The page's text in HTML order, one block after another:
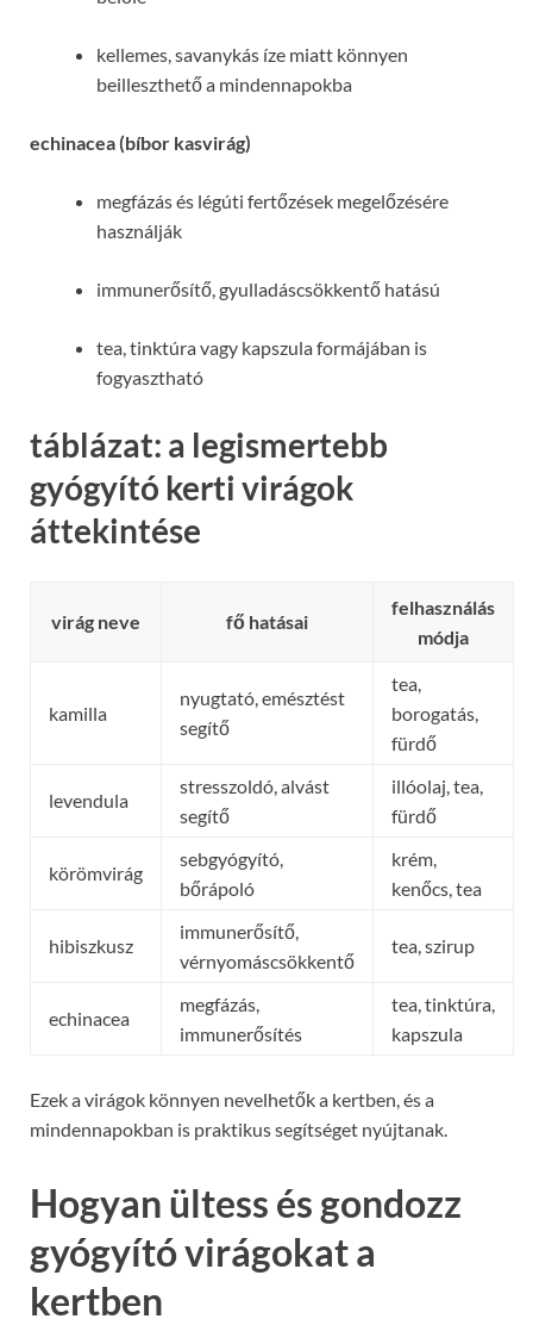
kellemes, savanykás íze miatt könnyen
beilleszthető a mindennapokba
echinacea (bíbor kasvirág)
megfázás és légúti fertőzések megelőzésére
használják
immunerősítő, gyulladáscsökkentő hatású
tea, tinktúra vagy kapszula formájában is
fogyasztható
táblázat: a legismertebb
gyógyító kerti virágok
áttekintése
virág neve fő hatásai
felhasználás
módja
kamilla
nyugtató, emésztést
segítő
tea,
borogatás,
fürdő
levendula
stresszoldó, alvást
segítő
illóolaj, tea,
fürdő
körömvirág
sebgyógyító,
bőrápoló
krém,
kenőcs, tea
hibiszkusz
immunerősítő,
vérnyomáscsökkentő
tea, szirup
echinacea
megfázás,
immunerősítés
tea, tinktúra,
kapszula
Ezek a virágok könnyen nevelhetők a kertben, és a
mindennapokban is praktikus segítséget nyújtanak.
Hogyan ültess és gondozz
gyógyító virágokat a
kertben